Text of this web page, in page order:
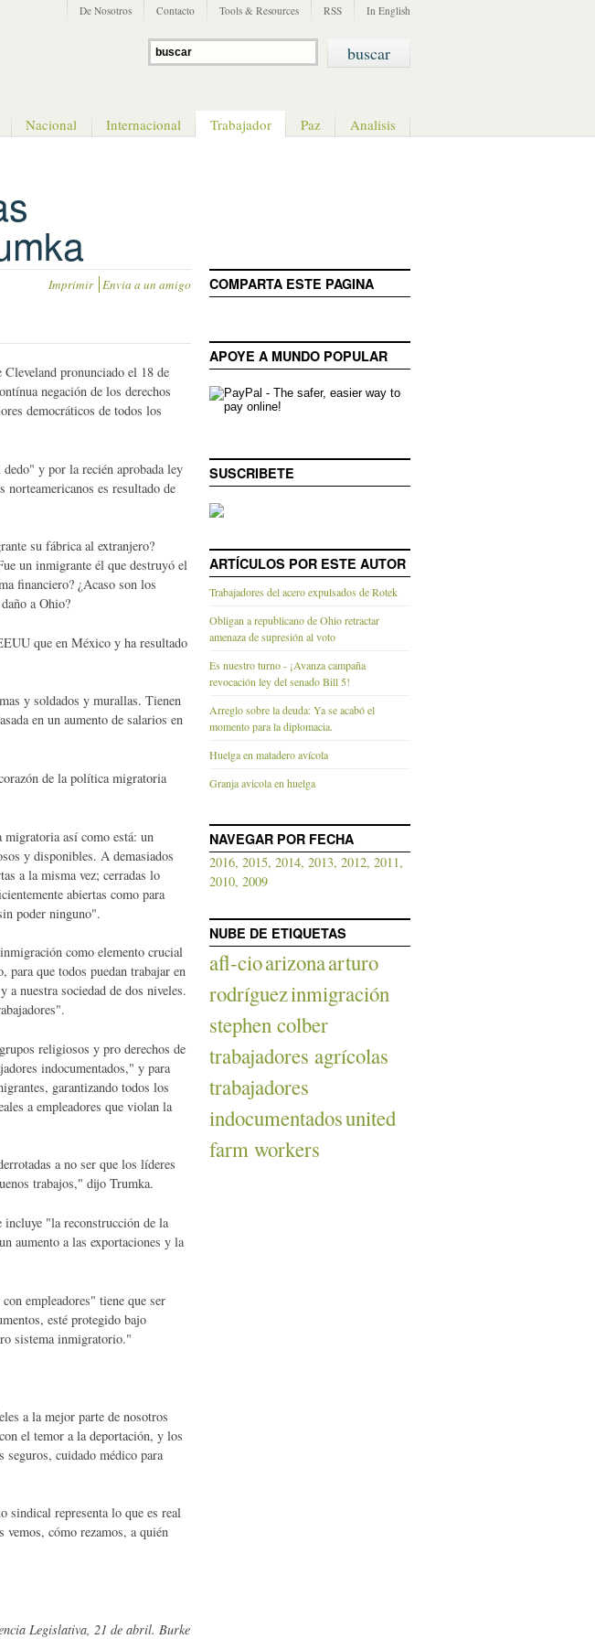
De Nosotros Contacto Tools & Resources RSS In English
Nacional Internacional Trabajador Paz Analisis
Imprimir Envia a un amigo
pronunciado el 18 de
negación de los derechos
democráticos de todos los
y por la recién aprobada ley
es resultado de
su fábrica al extranjero?
un inmigrante él que destruyó el
financiero? ¿Acaso son los
a Ohio?
que en México y ha resultado
y soldados y murallas. Tienen
en un aumento de salarios en
de la política migratoria
migratoria así como está: un
y disponibles. A demasiados
a la misma vez; cerradas lo
abiertas como para
poder ninguno".
como elemento crucial
para que todos puedan trabajar en
a nuestra sociedad de dos niveles.
religiosos y pro derechos de
indocumentados," y para
garantizando todos los
a empleadores que violan la
a no ser que los líderes
trabajos," dijo Trumka.
incluye "la reconstrucción de la
aumento a las exportaciones y la
empleadores" tiene que ser
esté protegido bajo
sistema inmigratorio."
a la mejor parte de nosotros
el temor a la deportación, y los
seguros, cuidado médico para
sindical representa lo que es real
cómo rezamos, a quién
Legislativa, 21 de abril. Burke
COMPARTA ESTE PAGINA
APOYE A MUNDO POPULAR
SUSCRIBETE
ARTÍCULOS POR ESTE AUTOR
Trabajadores del acero expulsados de Rotek
Obligan a republicano de Ohio retractar
amenaza de supresión al voto
Es nuestro turno - ¡Avanza campaña
revocación ley del senado Bill 5!
Arreglo sobre la deuda: Ya se acabó el
momento para la diplomacia.
Huelga en matadero avícola
Granja avicola en huelga
NAVEGAR POR FECHA
2016, 2015, 2014, 2013, 2012, 2011,
2010, 2009
NUBE DE ETIQUETAS
afl-cioarizonaarturo
rodríguezinmigración
stephen colber
trabajadores agrícolas
trabajadores
indocumentadosunited
farm workers